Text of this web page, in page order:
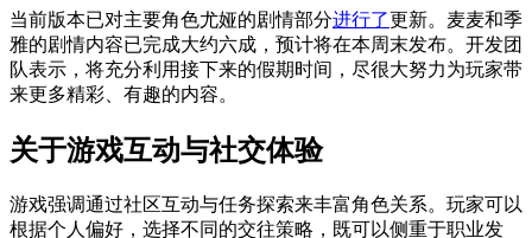
当前版本已对主要角色尤娅的剧情部分进行了更新。麦麦和季
雅的剧情内容已完成大约六成，预计将在本周末发布。开发团
队表示，将充分利用接下来的假期时间，尽很大努力为玩家带
来更多精彩、有趣的内容。
关于游戏互动与社交体验
游戏强调通过社区互动与任务探索来丰富角色关系。玩家可以
根据个人偏好，选择不同的交往策略，既可以侧重于职业发